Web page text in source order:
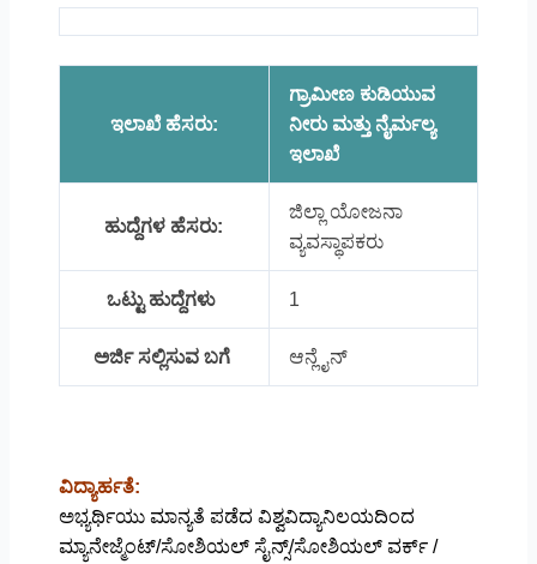
ಇಲಾಖೆ ಹೆಸರು:
ಗ್ರಾಮೀಣ ಕುಡಿಯುವ
ನೀರು ಮತ್ತು ನೈರ್ಮಲ್ಯ
ಇಲಾಖೆ
ಹುದ್ದೆಗಳ ಹೆಸರು:
ಜಿಲ್ಲಾ ಯೋಜನಾ
ವ್ಯವಸ್ಥಾಪಕರು
ಒಟ್ಟು ಹುದ್ದೆಗಳು 1
ಅರ್ಜಿ ಸಲ್ಲಿಸುವ ಬಗೆ ಆನ್ಲೈನ್
ವಿದ್ಯಾರ್ಹತೆ:
ಅಭ್ಯರ್ಥಿಯು ಮಾನ್ಯತೆ ಪಡೆದ ವಿಶ್ವವಿದ್ಯಾನಿಲಯದಿಂದ
ಮ್ಯಾನೇಜ್ಮೆಂಟ್/ಸೋಶಿಯಲ್ ಸೈನ್ಸ್/ಸೋಶಿಯಲ್ ವರ್ಕ್ /